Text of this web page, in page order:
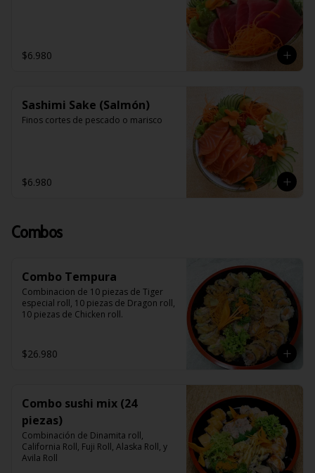
$6.980
Sashimi Sake (Salmón)
Finos cortes de pescado o marisco
$6.980
Combos
Combo Tempura
Combinacion de 10 piezas de Tiger
especial roll, 10 piezas de Dragon roll,
10 piezas de Chicken roll.
$26.980
Combo sushi mix (24
piezas)
Combinación de Dinamita roll,
California Roll, Fuji Roll, Alaska Roll, y
Avila Roll